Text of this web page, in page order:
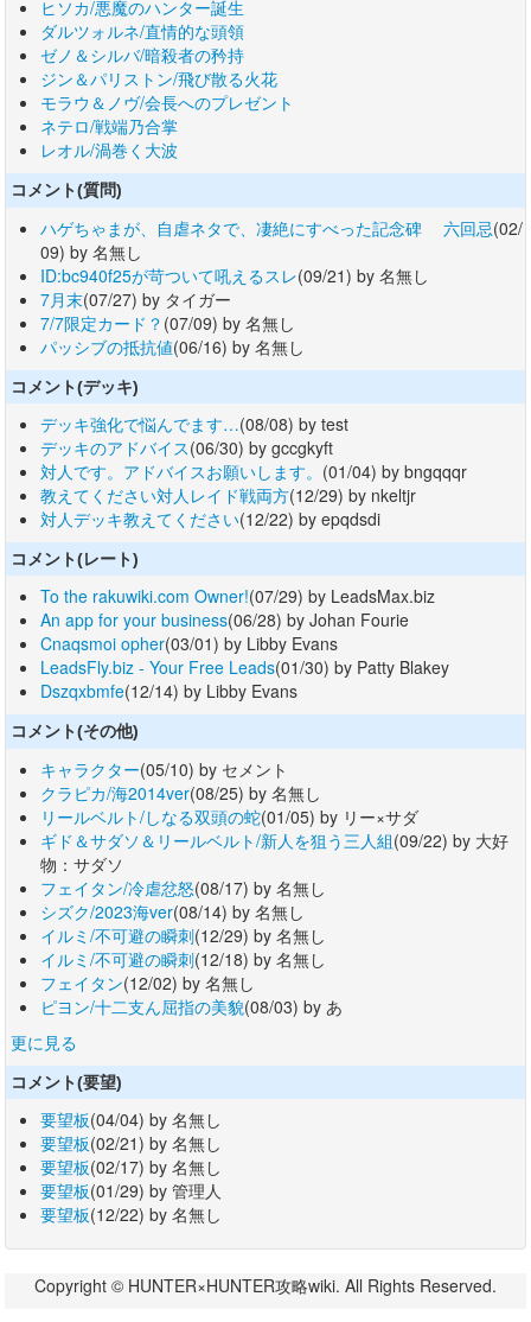
ヒソカ/悪魔のハンター誕生
ダルツォルネ/直情的な頭領
ゼノ＆シルバ/暗殺者の矜持
ジン＆パリストン/飛び散る火花
モラウ＆ノヴ/会長へのプレゼント
ネテロ/戦端乃合掌
レオル/渦巻く大波
コメント(質問)
ハゲちゃまが、自虐ネタで、凄絶にすべった記念碑 六回忌(02/
09) by 名無し
ID:bc940f25が苛ついて吼えるスレ(09/21) by 名無し
7月末(07/27) by タイガー
7/7限定カード？ (07/09) by 名無し
パッシブの抵抗値(06/16) by 名無し
コメント(デッキ)
デッキ強化で悩んでます…(08/08) by test
デッキのアドバイス(06/30) by gccgkyft
対人です。アドバイスお願いします。 (01/04) by bngqqqr
教えてください対人レイド戦両方(12/29) by nkeltjr
対人デッキ教えてください(12/22) by epqdsdi
コメント(レート)
To the rakuwiki.com Owner!(07/29) by LeadsMax.biz
An app for your business(06/28) by Johan Fourie
Cnaqsmoi opher(03/01) by Libby Evans
LeadsFly.biz - Your Free Leads(01/30) by Patty Blakey
Dszqxbmfe(12/14) by Libby Evans
コメント(その他)
キャラクター(05/10) by セメント
クラピカ/海2014ver(08/25) by 名無し
リールベルト/しなる双頭の蛇(01/05) by リー×サダ
ギド＆サダソ＆リールベルト/新人を狙う三人組(09/22) by 大好
物：サダソ
フェイタン/冷虐忿怒(08/17) by 名無し
シズク/2023海ver(08/14) by 名無し
イルミ/不可避の瞬刺(12/29) by 名無し
イルミ/不可避の瞬刺(12/18) by 名無し
フェイタン(12/02) by 名無し
ピヨン/十二支ん屈指の美貌(08/03) by あ
更に見る
コメント(要望)
要望板(04/04) by 名無し
要望板(02/21) by 名無し
要望板(02/17) by 名無し
要望板(01/29) by 管理人
要望板(12/22) by 名無し
Copyright © HUNTER×HUNTER攻略wiki. All Rights Reserved.